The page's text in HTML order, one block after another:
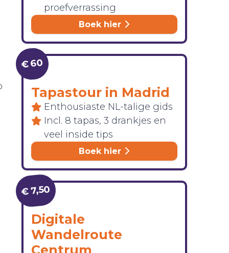
proefverrassing
Boek hier
€ 60
Tapastour in Madrid
Enthousiaste NL-talige gids
Incl. 8 tapas, 3 drankjes en
veel inside tips
Boek hier
€ 7,50
Digitale
Wandelroute
Centrum